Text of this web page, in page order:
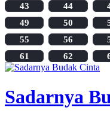
43
44
49
50
55
56
61
62
Sadarnya